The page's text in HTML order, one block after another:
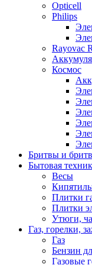
Opticell
Philips
Rayovac
Космос
Бритвы и
Бытовая
Весы
Плитки
Плитки
Утюги,
Газ, горелки,
Газ
Бензин
Газовые